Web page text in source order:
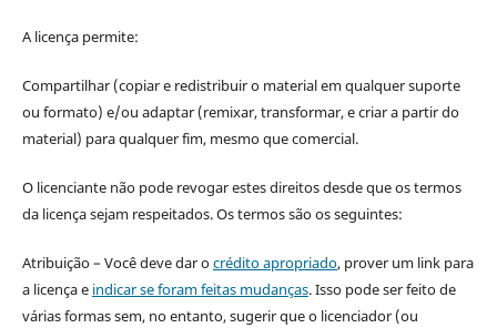
A licença permite:
Compartilhar (copiar e redistribuir o material em qualquer suporte
ou formato) e/ou adaptar (remixar, transformar, e criar a partir do
material) para qualquer fim, mesmo que comercial.
O licenciante não pode revogar estes direitos desde que os termos
da licença sejam respeitados. Os termos são os seguintes:
Atribuição – Você deve dar ocrédito apropriado, prover um link para
a licença e indicar se foram feitas mudanças. Isso pode ser feito de
várias formas sem, no entanto, sugerir que o licenciador (ou